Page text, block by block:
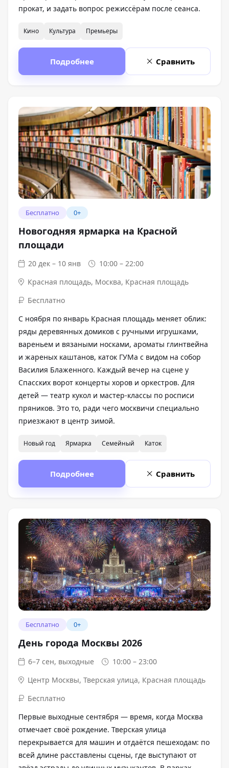
прокат, и задать вопрос режиссёрам после сеанса.
Кино Культура Премьеры
Подробнее Сравнить
Бесплатно 0+
Новогодняя ярмарка на Красной
площади
20 дек – 10 янв
10:00 – 22:00
Красная площадь, Москва, Красная площадь
Бесплатно
С ноября по январь Красная площадь меняет облик:
ряды деревянных домиков с ручными игрушками,
вареньем и вязаными носками, ароматы глинтвейна
и жареных каштанов, каток ГУМа с видом на собор
Василия Блаженного. Каждый вечер на сцене у
Спасских ворот концерты хоров и оркестров. Для
детей — театр кукол и мастер-классы по росписи
пряников. Это то, ради чего москвичи специально
приезжают в центр зимой.
Новый год Ярмарка Семейный Каток
Подробнее Сравнить
Бесплатно 0+
День города Москвы 2026
6–7 сен, выходные
10:00 – 23:00
Центр Москвы,Тверская улица, Красная площадь
Бесплатно
Первые выходные сентября — время, когда Москва
отмечает своё рождение. Тверская улица
перекрывается для машин и отдаётся пешеходам: по
всей длине расставлены сцены, где выступают от